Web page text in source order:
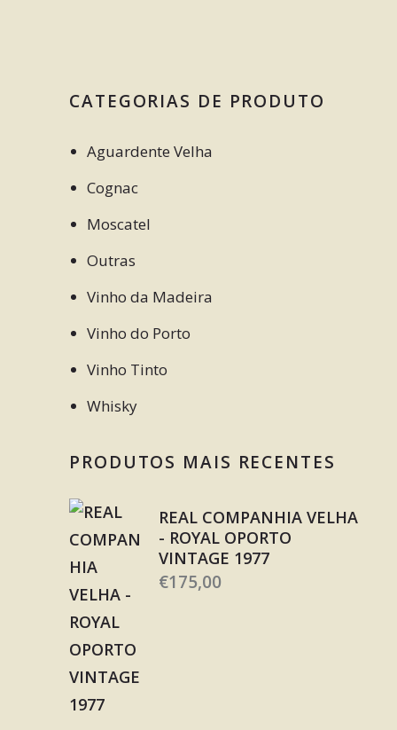
CATEGORIAS DE PRODUTO
Aguardente Velha
Cognac
Moscatel
Outras
Vinho da Madeira
Vinho do Porto
Vinho Tinto
Whisky
PRODUTOS MAIS RECENTES
REAL COMPANHIA VELHA
- ROYAL OPORTO
VINTAGE 1977
€175,00